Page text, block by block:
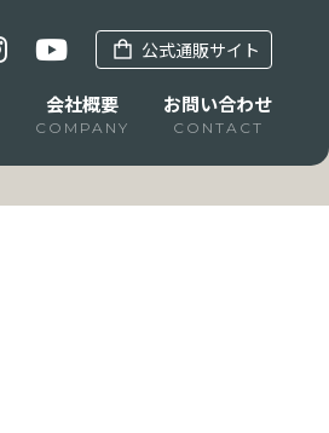
公式通販サイト
会社概要
COMPANY
お問い合わせ
CONTACT